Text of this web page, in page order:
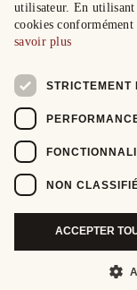
utilisateur. En utilisant
cookies
savoir plus
STRICTEMENT
NON
ACCEPTER